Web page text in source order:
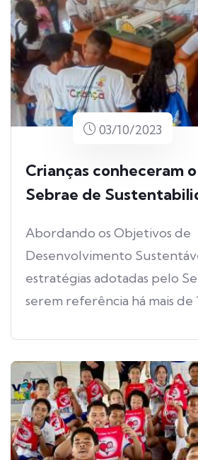
03/10/2023
Crianças conheceram
Sebrae de
Abordando os Objetivos de
Desenvolvimento
estratégias adotadas pelo
serem referência há mais de